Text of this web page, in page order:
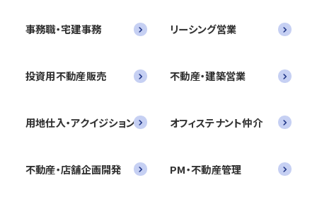
事務職・宅建事務 リーシング営業
投資用不動産販売 不動産・建築営業
用地仕入・アクイジション オフィステナント仲介
不動産・店舗企画開発 PM・不動産管理